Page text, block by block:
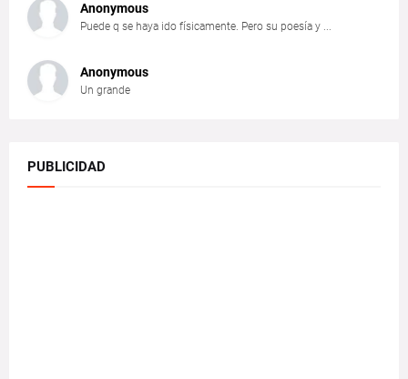
Anonymous
Puede q se haya ido físicamente. Pero su poesía y ...
Anonymous
Un grande
PUBLICIDAD